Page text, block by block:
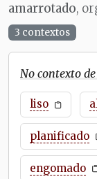
amarrotado,
3 contextos
No contexto
liso
planificado
engomado